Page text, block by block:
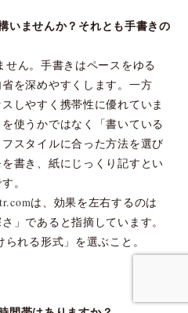
いませんか？それとも手書きの
せん。手書きはペースをゆる
を深めやすくします。一方
しやすく携帯性に優れていま
使うかではなく「書いている
スタイルに合った方法を選び
書き、紙にじっくり記すとい
。
は、効果を左右するのは
」であると指摘しています。
れる形式」を選ぶこと。